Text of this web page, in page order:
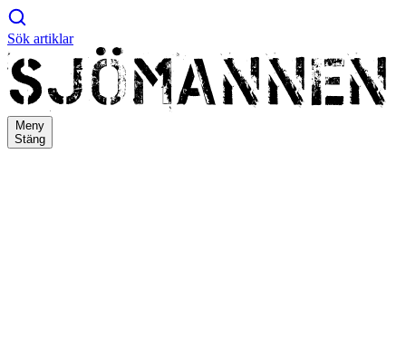
Sök artiklar
Meny
Stäng